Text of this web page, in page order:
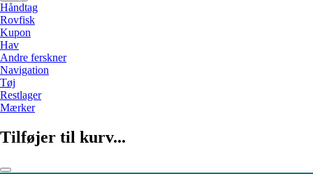
Håndtag
Rovfisk
Kupon
Hav
Andre ferskner
Navigation
Tøj
Restlager
Mærker
Tilføjer til kurv...